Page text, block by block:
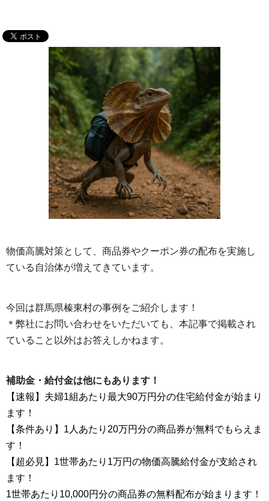
物価高騰対策として、商品券やクーポン券の配布を実施し
ている自治体が増えてきています。
今回は群馬県榛東村の事例をご紹介します！
＊弊社にお問い合わせをいただいても、本記事で掲載され
ていること以外はお答えしかねます。
補助金・給付金は他にもあります！
【速報】夫婦1組あたり最大90万円分の住宅給付金が始まり
ます！
【条件あり】1人あたり20万円分の商品券が無料でもらえま
す！
【超必見】1世帯あたり1万円の物価高騰給付金が支給され
ます！
1世帯あたり10,000円分の商品券の無料配布が始まります！